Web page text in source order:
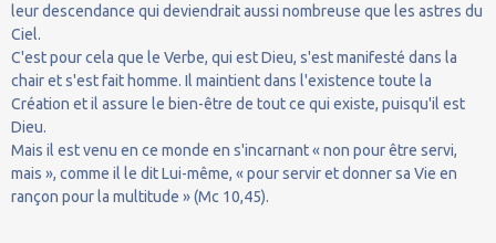
leur descendance qui deviendrait aussi nombreuse que les astres du
Ciel.
C'est pour cela que le Verbe, qui est Dieu, s'est manifesté dans la
chair et s'est fait homme. Il maintient dans l'existence toute la
Création et il assure le bien-être de tout ce qui existe, puisqu'il est
Dieu.
Mais il est venu en ce monde en s'incarnant « non pour être servi,
mais », comme il le dit Lui-même, « pour servir et donner sa Vie en
rançon pour la multitude » (Mc 10,45).